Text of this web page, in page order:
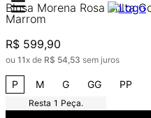
Blusa Morena Rosa Solta
Marrom
R$ 599,90
ou 11x de R$ 54,53 sem juros
P M G GG PP
1 Peça.